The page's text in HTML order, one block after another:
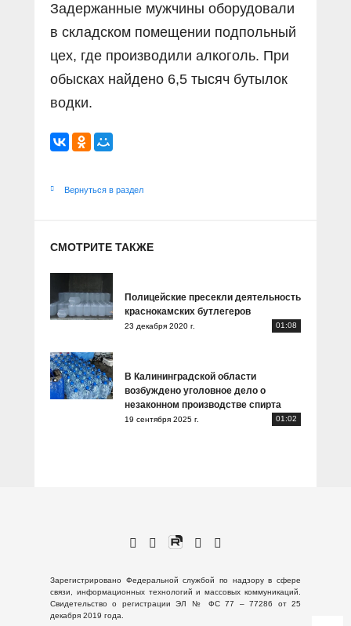
Задержанные мужчины оборудовали
в складском помещении подпольный
цех, где производили алкоголь. При
обысках найдено 6,5 тысяч бутылок
водки.
Вернуться в раздел
СМОТРИТЕ ТАКЖЕ
Полицейские пресекли деятельность
краснокамских бутлегеров
23 декабря 2020 г. 01:08
В Калининградской области
возбуждено уголовное дело о
незаконном производстве спирта
19 сентября 2025 г. 01:02
Зарегистрировано Федеральной службой по надзору в сфере
связи, информационных технологий и массовых коммуникаций.
Свидетельство о регистрации ЭЛ № ФС 77 – 77286 от 25
декабря 2019 года.